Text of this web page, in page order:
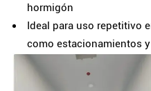
hormigón
Ideal para uso repetitivo
como estacionamientos